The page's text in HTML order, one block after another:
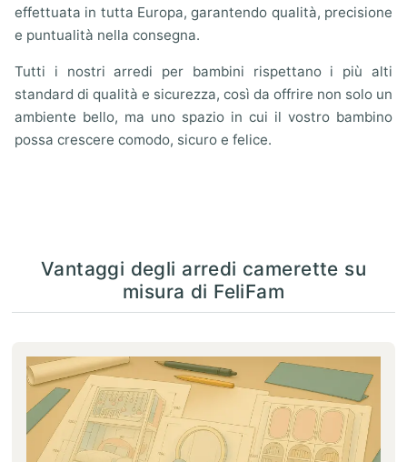
effettuata in tutta Europa, garantendo qualità, precisione
e puntualità nella consegna.
Tutti i nostri arredi per bambini rispettano i più alti
standard di qualità e sicurezza, così da offrire non solo un
ambiente bello, ma uno spazio in cui il vostro bambino
possa crescere comodo, sicuro e felice.
Vantaggi degli arredi camerette su
misura di FeliFam